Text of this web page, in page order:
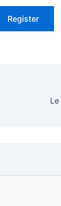
Register